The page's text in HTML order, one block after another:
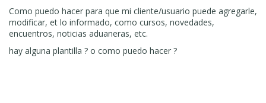
Como puedo hacer para que mi cliente/usuario puede agregarle,
modificar, et lo informado, como cursos, novedades,
encuentros, noticias aduaneras, etc.
hay alguna plantilla ? o como puedo hacer ?